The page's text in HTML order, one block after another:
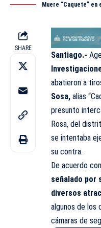
Muere “Caquete” en
SHARE
Santiago.-
abatieron a
Sosa, alias
presunto
Rosa, del
se intentaba
su contra.
De acuerdo
señalado por
diversos
algunos de los
cámaras de